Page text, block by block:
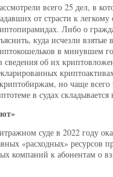
всего 25 дел, в
от страсти к
Либо о
куда исчезли взятые
в минувшем
об их
но чаще
в судах
суде в 2022 году
«расходных» ресурсов
компаний к абонентам о